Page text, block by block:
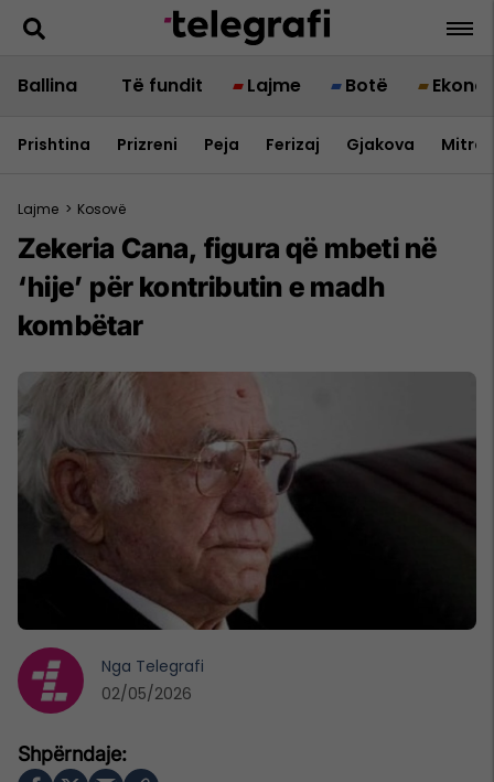
Ballina Të fundit Lajme Botë
Prishtina Prizreni Peja Ferizaj Gjakova
Lajme > Kosovë
​Zekeria Cana, figura që mbeti në
‘hije’ për kontributin e madh
kombëtar
Nga Telegrafi
02/05/2026